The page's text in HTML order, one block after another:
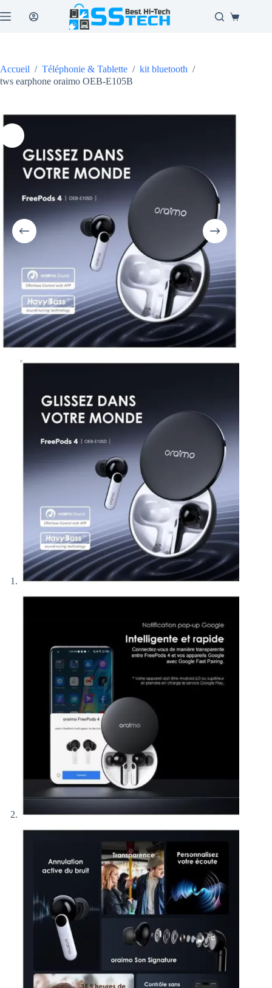
au
Panier
Accueil / Téléphonie & Tablette / kit bluetooth /
tws earphone oraimo OEB-E105B